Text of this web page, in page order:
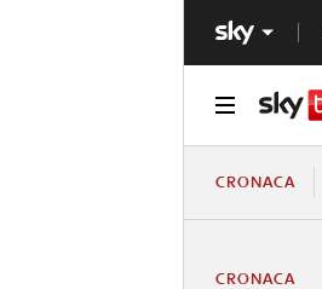
CRONACA
CRONACA